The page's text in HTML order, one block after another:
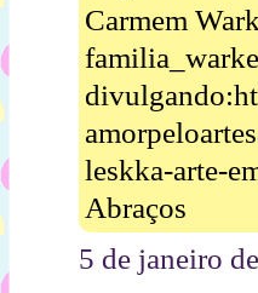
Carmem
leskka-arte-
Abraços
5 de janeiro